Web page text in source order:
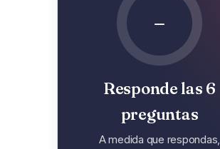
–
Responde las 6
preguntas
A medida que respondas,